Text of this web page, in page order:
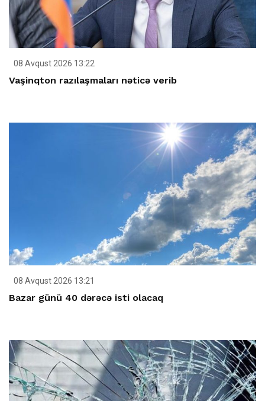
08 Avqust 2026 13:22
Vaşinqton razılaşmaları nəticə verib
08 Avqust 2026 13:21
Bazar günü 40 dərəcə isti olacaq